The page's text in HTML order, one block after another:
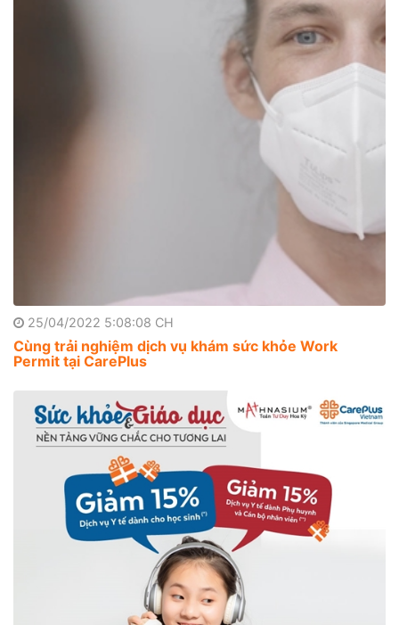
25/04/2022 5:08:08 CH
Cùng trải nghiệm dịch vụ khám sức khỏe Work
Permit tại CarePlus